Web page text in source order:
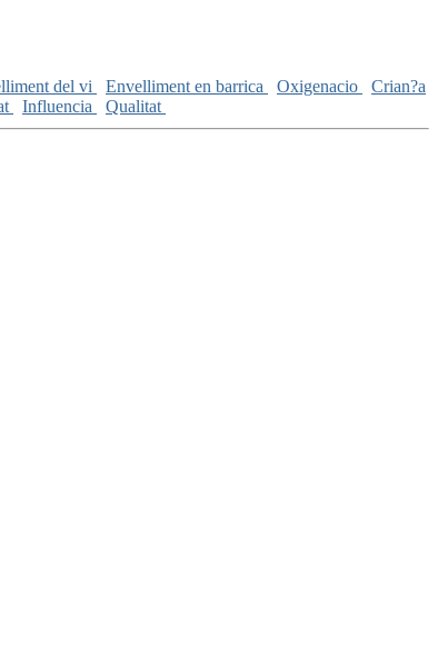
del vi Envelliment en barrica Oxigenacio
Crian?a
Influencia Qualitat